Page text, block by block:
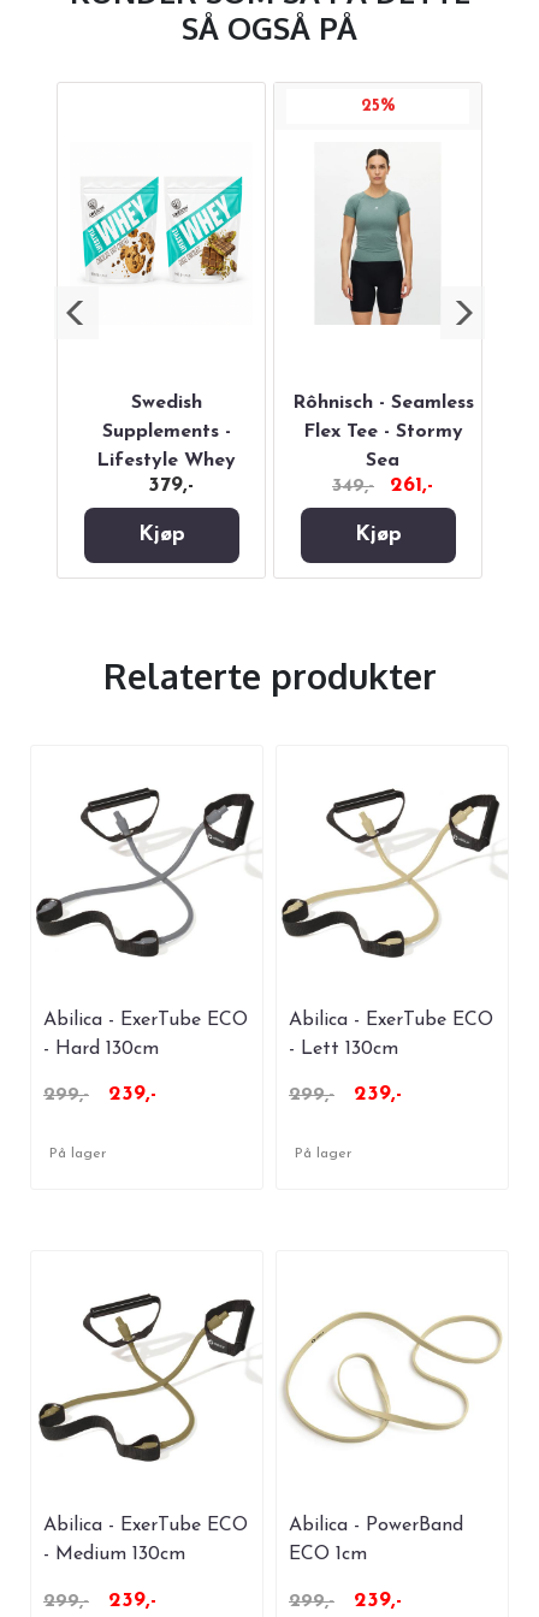
SÅ OGSÅ PÅ
Swedish
Supplements -
Lifestyle Whey
Proteinpulver 900g
379,-
Kjøp
25%
Rôhnisch - Seamless
Flex Tee - Stormy
Sea
349,-
261,-
Kjøp
Relaterte produkter
Abilica - ExerTube ECO
- Hard 130cm
299,- 239,-
På lager
Abilica - ExerTube ECO
- Lett 130cm
299,- 239,-
På lager
Abilica - ExerTube ECO
- Medium 130cm
299,- 239,-
Abilica - PowerBand
ECO 1cm
299,- 239,-